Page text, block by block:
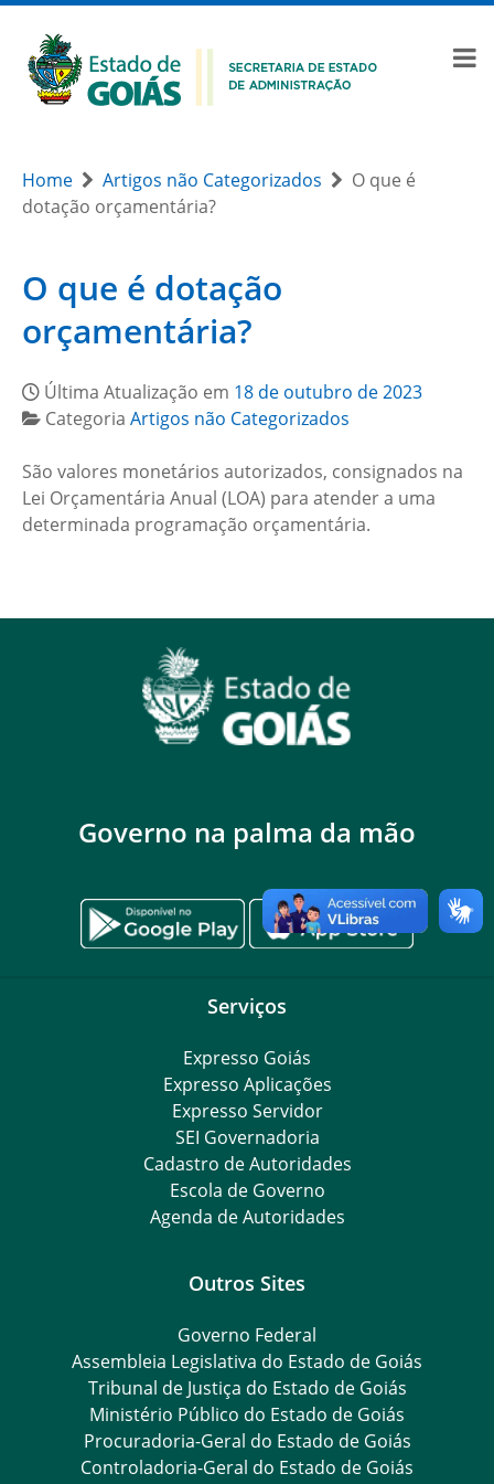
Home Artigos não Categorizados
O que é
dotação orçamentária?
O que é dotação
orçamentária?
Última Atualização em 18 de outubro de 2023
Categoria Artigos não Categorizados
São valores monetários autorizados, consignados na
Lei Orçamentária Anual (LOA) para atender a uma
determinada programação orçamentária.
Governo na palma da mão
Serviços
Expresso Goiás
Expresso Aplicações
Expresso Servidor
SEI Governadoria
Cadastro de Autoridades
Escola de Governo
Agenda de Autoridades
Outros Sites
Governo Federal
Assembleia Legislativa do Estado de Goiás
Tribunal de Justiça do Estado de Goiás
Ministério Público do Estado de Goiás
Procuradoria-Geral do Estado de Goiás
Controladoria-Geral do Estado de Goiás